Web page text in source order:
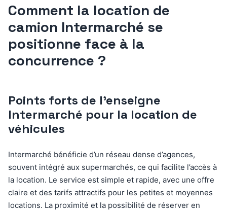
Comment la location de
camion Intermarché se
positionne face à la
concurrence ?
Points forts de l’enseigne
Intermarché pour la location de
véhicules
Intermarché bénéficie d’un réseau dense d’agences,
souvent intégré aux supermarchés, ce qui facilite l’accès à
la location. Le service est simple et rapide, avec une offre
claire et des tarifs attractifs pour les petites et moyennes
locations. La proximité et la possibilité de réserver en